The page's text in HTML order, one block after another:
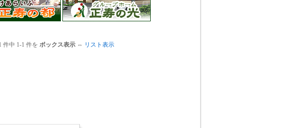
件中 1-1 件を ボックス表示⇔ リスト表示